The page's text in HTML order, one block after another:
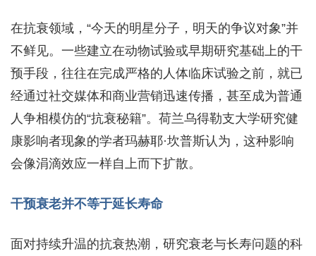
在抗衰领域，“今天的明星分子，明天的争议对象”并
不鲜见。一些建立在动物试验或早期研究基础上的干
预手段，往往在完成严格的人体临床试验之前，就已
经通过社交媒体和商业营销迅速传播，甚至成为普通
人争相模仿的“抗衰秘籍”。荷兰乌得勒支大学研究健
康影响者现象的学者玛赫耶·坎普斯认为，这种影响
会像涓滴效应一样自上而下扩散。
干预衰老并不等于延长寿命
面对持续升温的抗衰热潮，研究衰老与长寿问题的科